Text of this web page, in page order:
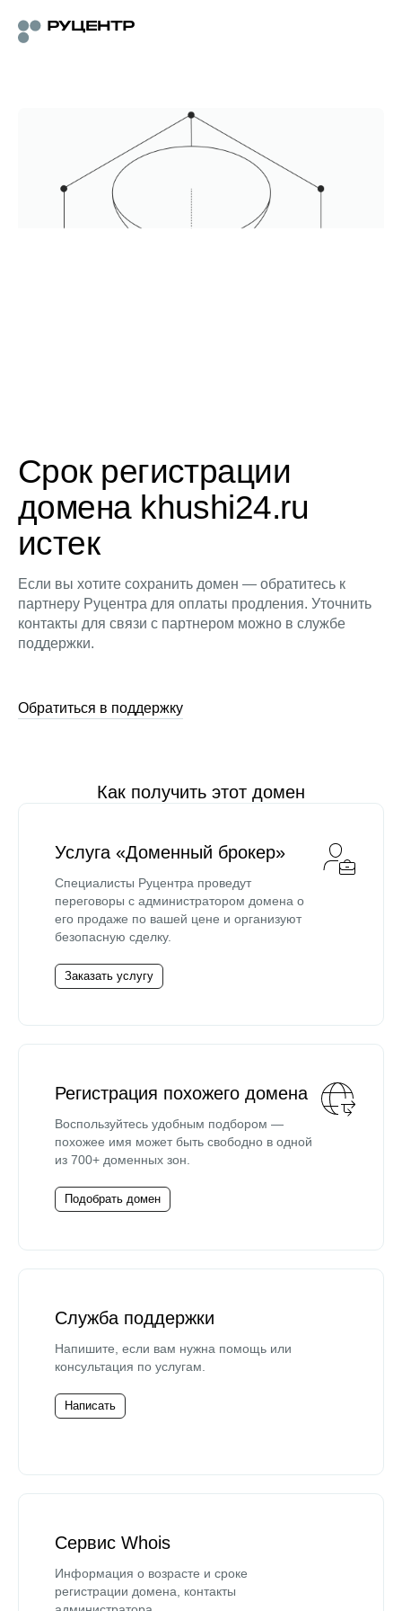
Срок регистрации
домена khushi24.ru
истек
Если вы хотите сохранить домен — обратитесь к
партнеру Руцентра для оплаты продления. Уточнить
контакты для связи с партнером можно в службе
поддержки.
Обратиться в поддержку
Как получить этот домен
Услуга «Доменный брокер»
Специалисты Руцентра проведут
переговоры с администратором домена о
его продаже по вашей цене и организуют
безопасную сделку.
Заказать услугу
Регистрация похожего домена
Воспользуйтесь удобным подбором —
похожее имя может быть свободно в одной
из 700+ доменных зон.
Подобрать домен
Служба поддержки
Напишите, если вам нужна помощь или
консультация по услугам.
Написать
Сервис Whois
Информация о возрасте и сроке
регистрации домена, контакты